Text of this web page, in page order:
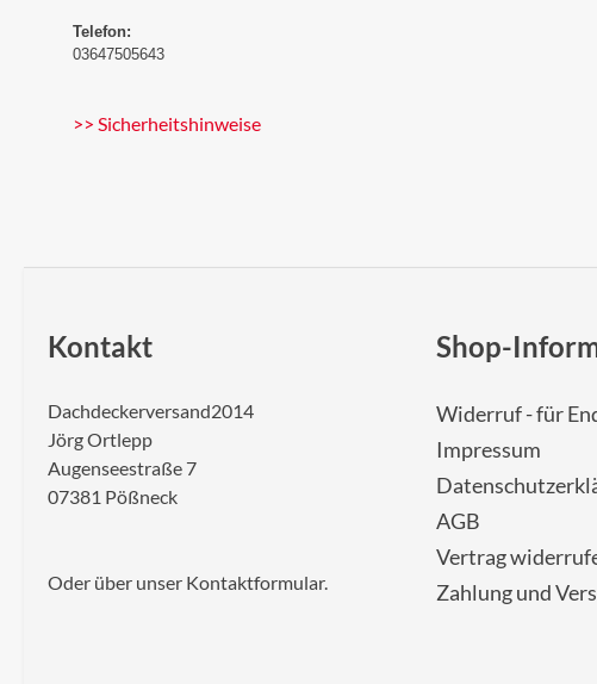
Telefon:
03647505643
>> Sicherheitshinweise
Kontakt
Dachdeckerversand2014
Jörg Ortlepp
Augenseestraße 7
07381 Pößneck
Oder über unser Kontaktformular.
Shop-
Widerruf - für
Impressum
AGB
Vertrag
Zahlung und